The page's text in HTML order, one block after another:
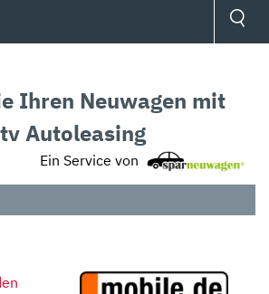
Ihren Neuwagen mit
Autoleasing
Ein Service von